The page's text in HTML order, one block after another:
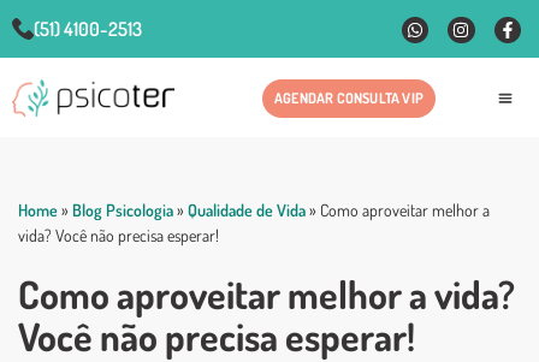
(51) 4100-2513
AGENDAR CONSULTA VIP
Home» Blog Psicologia» Qualidade de Vida» Como aproveitar melhor a
vida? Você não precisa esperar!
Como aproveitar melhor a vida?
Você não precisa esperar!